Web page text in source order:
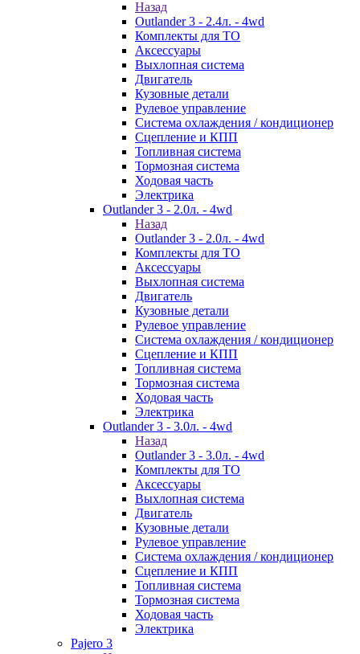
Назад
Outlander 3 - 2.4л. - 4wd
Комплекты для ТО
Аксессуары
Выхлопная система
Двигатель
Кузовные детали
Рулевое управление
Система охлаждения / кондиционер
Сцепление и КПП
Топливная система
Тормозная система
Ходовая часть
Электрика
Outlander 3 - 2.0л. - 4wd
Назад
Outlander 3 - 2.0л. - 4wd
Комплекты для ТО
Аксессуары
Выхлопная система
Двигатель
Кузовные детали
Рулевое управление
Система охлаждения / кондиционер
Сцепление и КПП
Топливная система
Тормозная система
Ходовая часть
Электрика
Outlander 3 - 3.0л. - 4wd
Назад
Outlander 3 - 3.0л. - 4wd
Комплекты для ТО
Аксессуары
Выхлопная система
Двигатель
Кузовные детали
Рулевое управление
Система охлаждения / кондиционер
Сцепление и КПП
Топливная система
Тормозная система
Ходовая часть
Электрика
Pajero 3